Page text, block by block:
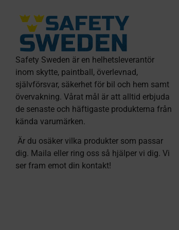
Safety Sweden är en helhetsleverantör
inom skytte, paintball, överlevnad,
självförsvar, säkerhet för bil och hem samt
övervakning. Vårat mål är att alltid erbjuda
de senaste och häftigaste produkterna från
kända varumärken.
Är du osäker vilka produkter som passar
dig. Maila eller ring oss så hjälper vi dig. Vi
ser fram emot din kontakt!